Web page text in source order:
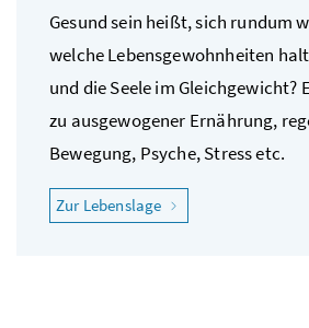
Gesund sein heißt, sich rundum
welche Lebensgewohnheiten
und die Seele im Gleichgewicht?
zu ausgewogener Ernährung,
Bewegung, Psyche, Stress etc.
Zur Lebenslage "Ich möchte gesund